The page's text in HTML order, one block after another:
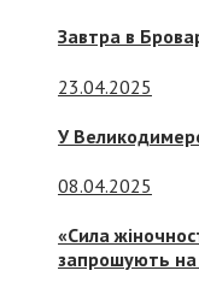
Завтра в
23.04.2025
У
08.04.2025
«Сила
запрошують на